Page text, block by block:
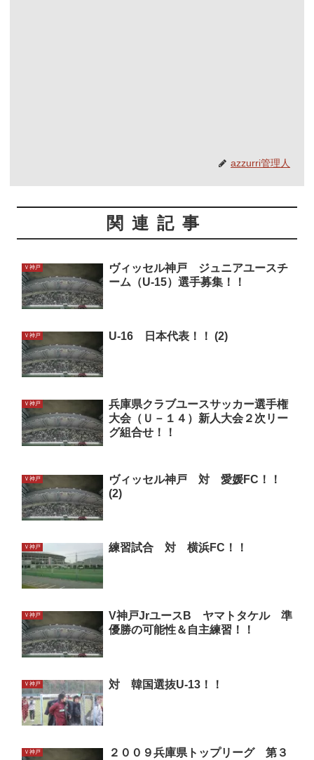
azzurri管理人
関連記事
Ｖ神戸
ヴィッセル神戸 ジュニアユースチ
ーム（U-15）選手募集！！
Ｖ神戸 U-16 日本代表！！ (2)
Ｖ神戸
兵庫県クラブユースサッカー選手権
大会（Ｕ－１４）新人大会２次リー
グ組合せ！！
Ｖ神戸
ヴィッセル神戸 対 愛媛FC！！
(2)
Ｖ神戸 練習試合 対 横浜FC！！
Ｖ神戸
V神戸JrユースB ヤマトタケル 準
優勝の可能性＆自主練習！！
Ｖ神戸 対 韓国選抜U-13！！
Ｖ神戸
２００９兵庫県トップリーグ 第３